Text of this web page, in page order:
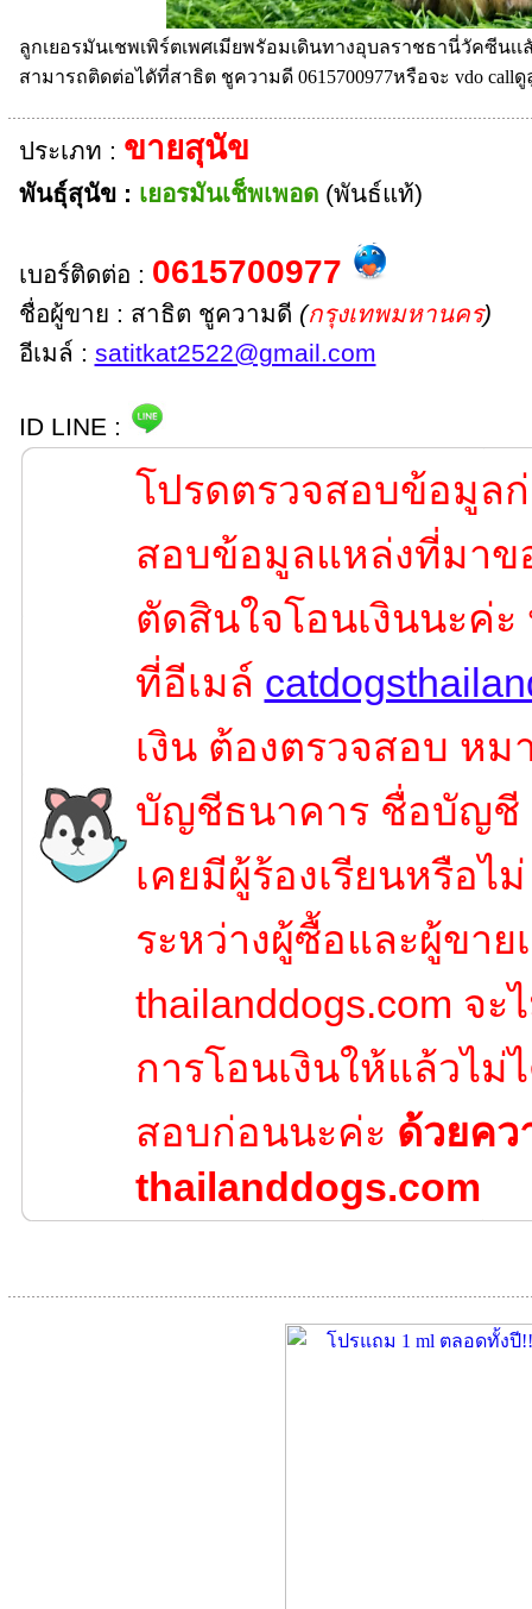
ลูกเยอรมันเชพเพิร์ตเพศเมียพรัอมเดินทางอุบลราชธานี่วัคซีนเ
สามารถติดต่อไดัที่สาธิต ชูความดี 0615700977หรือจะ vdo call
ประเภท : ขายสุนัข
พันธุ์สุนัข : เยอรมันเช็พเพอด(พันธ์แท้)
เบอร์ติดต่อ : 0615700977
ชื่อผู้ขาย : สาธิต ชูความดี (กรุงเทพมหานคร)
อีเมล์ : satitkat2522@gmail.com
ID LINE :
โปรดตรวจสอบข้อมูล
สอบข้อมูลแหล่งที่มาข
ตัดสินใจโอนเงินนะค่
ที่อีเมล์
เงิน ต้องตรวจสอบ หม
บัญชีธนาคาร ชื่อบัญชี
เคยมีผู้ร้องเรียนหรือไ
ระหว่างผู้ซื้อและผู้ขาย
thailanddogs.com จ
การโอนเงินให้แล้วไ
สอบก่อนนะค่ะ ด้วยคว
thailanddogs.com